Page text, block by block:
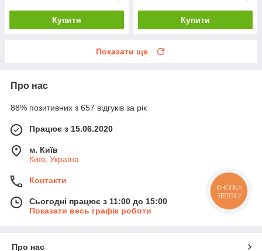
Купити Купити
Показати ще
Про нас
88% позитивних з 657 відгуків за рік
Працює з 15.06.2020
м. Київ
Київ, Україна
Контакти
Сьогодні працює з 11:00 до 15:00
Показати весь графік роботи
Про нас
КНОПКА
ЗВ'ЯЗКУ